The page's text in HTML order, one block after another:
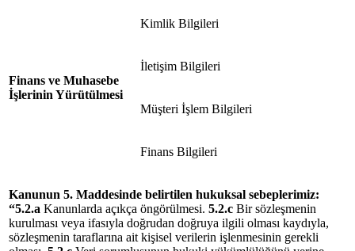
Finans ve Muhasebe
İşlerinin Yürütülmesi
Kimlik Bilgileri
İletişim Bilgileri
Müşteri İşlem Bilgileri
Finans Bilgileri
Kanunun 5. Maddesinde belirtilen hukuksal sebeplerimiz:
“5.2.a Kanunlarda açıkça öngörülmesi. 5.2.c Bir sözleşmenin
kurulması veya ifasıyla doğrudan doğruya ilgili olması kaydıyla,
sözleşmenin taraflarına ait kişisel verilerin işlenmesinin gerekli